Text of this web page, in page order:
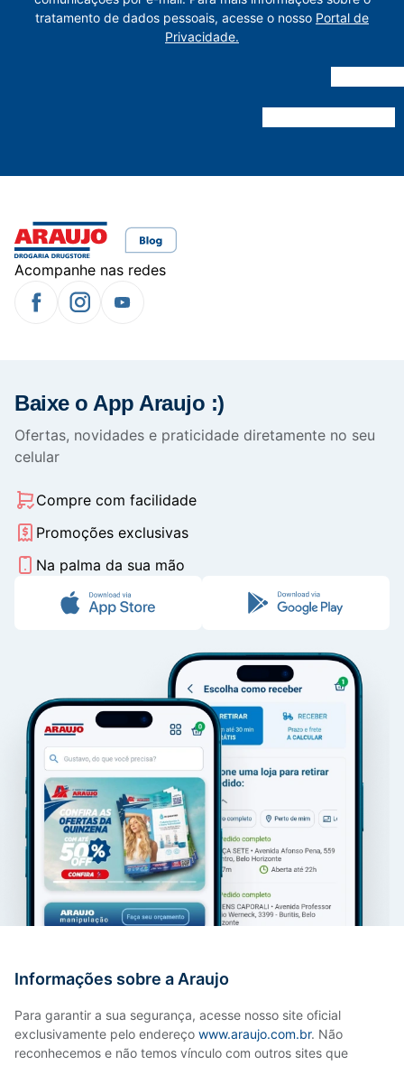
tratamento de dados pessoais, acesse o nosso Portal de
Privacidade.
Acompanhe nas redes
Baixe o App Araujo :)
Ofertas, novidades e praticidade diretamente no seu
celular
Compre com facilidade
Promoções exclusivas
Na palma da sua mão
Informações sobre a Araujo
Para garantir a sua segurança, acesse nosso site oficial
exclusivamente pelo endereço www.araujo.com.br. Não
reconhecemos e não temos vínculo com outros sites que